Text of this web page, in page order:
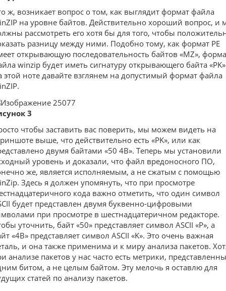
ж, возникает вопрос о том, как выглядит формат файла
на уровне байтов. Действительно хороший вопрос, и
рассмотреть его хотя бы для того, чтобы
разницу между ними. Подобно тому, как формат PE
открывающую последовательность байтов «MZ»,
winzip будет иметь сигнатуру открывающего байта
этой ноте давайте взглянем на допустимый формат файла
3
чтобы заставить вас поверить, мы можем видеть на
выше, что действительно есть «PK», или как
двумя байтами «50 4B». Теперь мы установили
уровень и доказали, что файл вредоносного ПО,
же, является исполняемым, а не сжатым с помощью
Здесь я должен упомянуть, что при просмотре
кода важно отметить, что один символ
будет представлен двумя буквенно-цифровыми
при просмотре в шестнадцатеричном редакторе.
уточнить, байт «50» представляет символ ASCII «P», а
«4B» представляет символ ASCII «K». Это очень важная
и она также применима и к миру анализа пакетов.
анализе пакетов у нас часто есть метрики,
битом, а не целым байтом. Эту мелочь я оставлю для
статей по анализу пакетов.